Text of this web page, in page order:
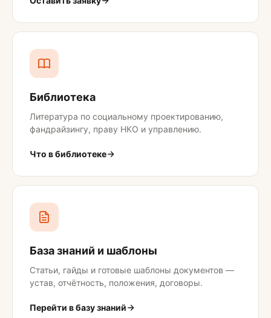
Библиотека
Литература по социальному проектированию,
фандрайзингу, праву НКО и управлению.
Что в библиотеке
База знаний и шаблоны
Статьи, гайды и готовые шаблоны документов —
устав, отчётность, положения, договоры.
Перейти в базу знаний